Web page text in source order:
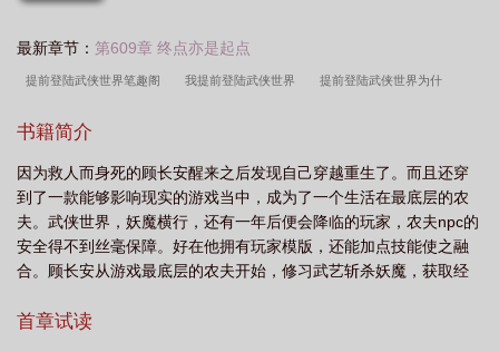
最新章节： 第609章 终点亦是起点
提前登陆武侠世界笔趣阁 我提前登陆武侠世界 提前登陆武侠世界为什
文免费阅读
界TXT 提前登录武侠世界顶点 提前登陆武侠世界 永久免费 提前登陆武侠
世界女主 网游武侠之提前登录 提前登陆武侠世界百科 返回提前登陆武侠世
界首页 提前登陆武侠世界永久免费 提前登陆武侠世界 王存业 提前登陆武
侠世界123 提前登陆武侠世界起点 提前登录武侠世界目录 畅游武侠世
书籍简介
因为救人而身死的顾长安醒来之后发现自己穿越重生了。而且还穿
到了一款能够影响现实的游戏当中，成为了一个生活在最底层的农
夫。武侠世界，妖魔横行，还有一年后便会降临的玩家，农夫npc的
安全得不到丝毫保障。好在他拥有玩家模版，还能加点技能使之融
合。顾长安从游戏最底层的农夫开始，修习武艺斩杀妖魔，获取经
首章试读